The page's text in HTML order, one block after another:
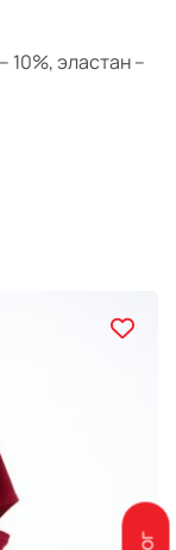
10%, эластан –